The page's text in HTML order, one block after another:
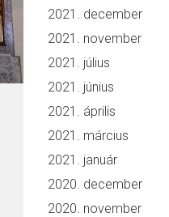
2021. december
2021. november
2021. július
2021. június
2021. április
2021. március
2021. január
2020. december
2020. november